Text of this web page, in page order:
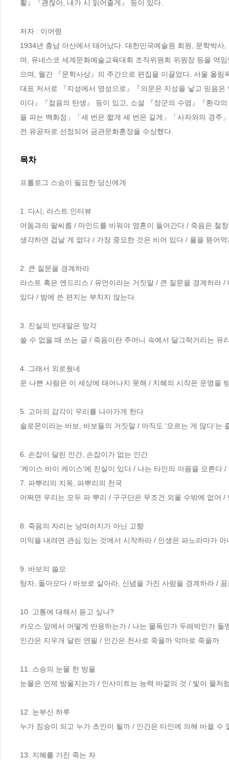
활』『괜찮아, 내가 시 읽어줄게』 등이 있다.
저자 : 이어령
1934년 충남 아산에서 태어났다. 대한민국예술원 회원, 문학박
며, 유네스코 세계문화예술교육대회 조직위원회 위원장 등을 역
으며, 월간 『문학사상』의 주간으로 편집을 이끌었다. 서울 올
대표 저서로 『지성에서 영성으로』『의문은 지성을 낳고 믿음
이다』『젊음의 탄생』 등이 있고, 소설 『장군의 수염』『환각
을 파는 백화점」「세 번은 짧게 세 번은 길게」「사자와의 경
전 유공자로 선정되어 금관문화훈장을 수상했다.
목차
프롤로그 스승이 필요한 당신에게
1. 다시, 라스트 인터뷰
어둠과의 팔씨름 / 마인드를 비워야 영혼이 들어간다 / 죽음은 철
생각하면 겁날 게 없다 / 가장 중요한 것은 비어 있다 / 풀을 뜯어
2. 큰 질문을 경계하라
라스트 혹은 엔드리스 / 유언이라는 거짓말 / 큰 질문을 경계하라
있다 / 밤에 쓴 편지는 부치지 않는다
3. 진실의 반대말은 망각
쓸 수 없을 때 쓰는 글 / 죽음이란 주머니 속에서 달그락거리는 유
4. 그래서 외로웠네
운 나쁜 사람은 이 세상에 태어나지 못해 / 지혜의 시작은 운명을
5. 고아의 감각이 우리를 나아가게 한다
솔로몬이라는 바보, 바보들의 거짓말 / 아직도 ‘모르는 게 많다’
6. 손잡이 달린 인간, 손잡이가 없는 인간
‘케이스 바이 케이스’에 진실이 있다 / 나는 타인의 아픔을 모른다
7. 파뿌리의 지옥, 파뿌리의 천국
어쩌면 우리는 모두 파 뿌리 / 구구단은 무조건 외울 수밖에 없어
8. 죽음의 자리는 낭떠러지가 아닌 고향
이익을 내려면 관심 있는 것에서 시작하라 / 인생은 파노라마가
9. 바보의 쓸모
탕자, 돌아오다 / 바보로 살아라, 신념을 가진 사람을 경계하라 /
10. 고통에 대해서 듣고 싶나?
카오스 앞에서 어떻게 반응하는가 / 나는 물독인가 두레박인가
인간은 지우개 달린 연필 / 인간은 천사로 죽을까 악마로 죽을까
11. 스승의 눈물 한 방울
눈물은 언제 방울지는가 / 인사이트는 능력 바깥의 것 / 빛이 물
12. 눈부신 하루
누가 짐승이 되고 누가 초인이 될까 / 인간은 타인에 의해 바뀔 수
13. 지혜를 가진 죽는 자